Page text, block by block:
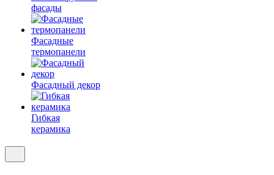
фасады
Фасадные
термопанели
Фасадный декор
Гибкая
керамика